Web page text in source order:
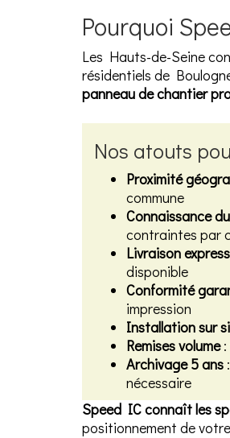
Pourquoi
Les Hauts-de-Seine
résidentiels de
panneau de chantier
Nos atouts
Proximité
commune
Connaissance
contraintes par
Livraison express
disponible
Conformité
impression
Installation sur
Remises volume:
Archivage 5 ans
nécessaire
Speed IC connaît les
positionnement de